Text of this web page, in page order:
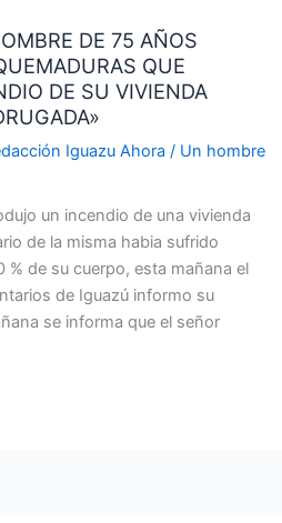
DE 75 AÑOS
QUE
DE SU VIVIENDA
Iguazu Ahora / Un hombre
un incendio de una vivienda
de la misma habia sufrido
% de su cuerpo, esta mañana el
de Iguazú informo su
se informa que el señor